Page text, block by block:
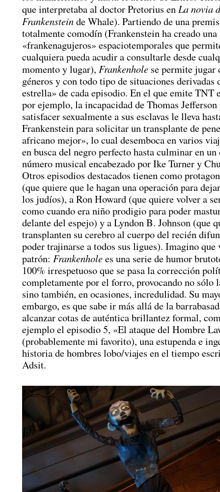
que interpretaba al doctor Pretorius en La novia
Frankensteinde Whale). Partiendo de una
totalmente comodín (Frankenstein ha creado una
«frankenagujeros» espaciotemporales que
cualquiera pueda acudir a consultarle desde
momento y lugar), Frankenhole se permite jugar
géneros y con todo tipo de situaciones derivadas
estrella» de cada episodio. En el que emite TNT
por ejemplo, la incapacidad de Thomas Jefferson
satisfacer sexualmente a sus esclavas le lleva
Frankenstein para solicitar un transplante de
africano mejor», lo cual desemboca en varios
en busca del negro perfecto hasta culminar en
número musical encabezado por Ike Turner y
Otros episodios destacados tienen como
(que quiere que le hagan una operación para
los judíos), a Ron Howard (que quiere volver a
como cuando era niño prodigio para poder
delante del espejo) y a Lyndon B. Johnson (que
transplanten su cerebro al cuerpo del recién
poder trajinarse a todos sus ligues). Imagino que
patrón: Frankenholees una serie de humor
100% irrespetuoso que se pasa la corrección
completamente por el forro, provocando no sólo
sino también, en ocasiones, incredulidad. Su
embargo, es que sabe ir más allá de la
alcanzar cotas de auténtica brillantez formal,
ejemplo el episodio 5, «El ataque del Hombre
(probablemente mi favorito), una estupenda e
historia de hombres lobo/viajes en el tiempo
Adsit.